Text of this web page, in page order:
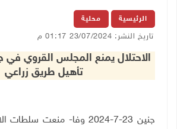
الرئيسية محلية
تاريخ النشر: 23/07/2024 01:17 م
الاحتلال يمنع المجلس القروي في
تأهيل طريق زراعي
جنين 23-7-2024 وفا- منعت